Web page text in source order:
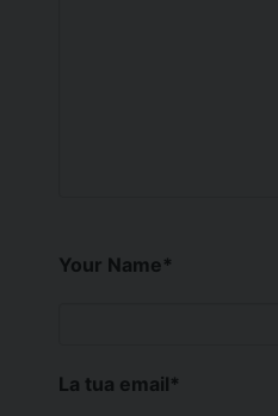
Your Name*
La tua email*